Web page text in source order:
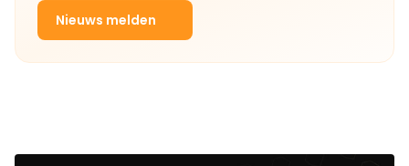
Nieuws melden